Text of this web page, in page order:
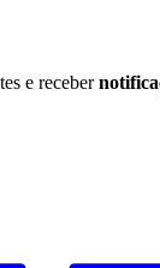
e receber